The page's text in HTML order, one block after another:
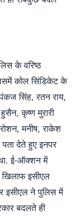
के वरिष्ठ
कोल सिंडिकेट के
सिंह, रतन राय,
कृष्ण मुरारी
मनीष, राकेश
देते हुए इनपर
था. ई-ऑक्शन में
इसीएल
इसीएल ने पुलिस में
बदलते ही